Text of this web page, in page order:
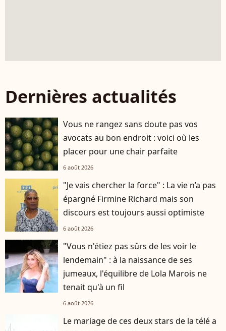
Dernières actualités
Vous ne rangez sans doute pas vos
avocats au bon endroit : voici où les
placer pour une chair parfaite
6 août 2026
"Je vais chercher la force" : La vie n’a pas
épargné Firmine Richard mais son
discours est toujours aussi optimiste
6 août 2026
"Vous n'étiez pas sûrs de les voir le
lendemain" : à la naissance de ses
jumeaux, l'équilibre de Lola Marois ne
tenait qu'à un fil
6 août 2026
Le mariage de ces deux stars de la télé a